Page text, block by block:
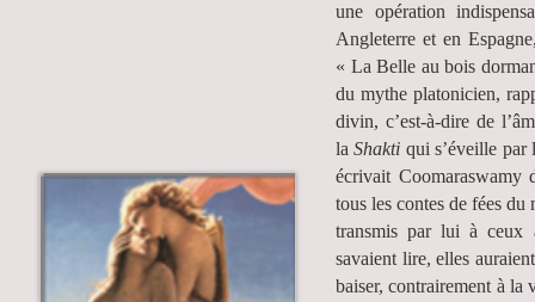
une opération
Angleterre et en
« La Belle au bois
du mythe platonicien,
divin, c’est-à-dire de
laShakti qui s’éveille
écrivait Coomaraswamy
tous les contes de fées du
transmis par lui à ceux
savaient lire, elles
baiser, contrairement à la